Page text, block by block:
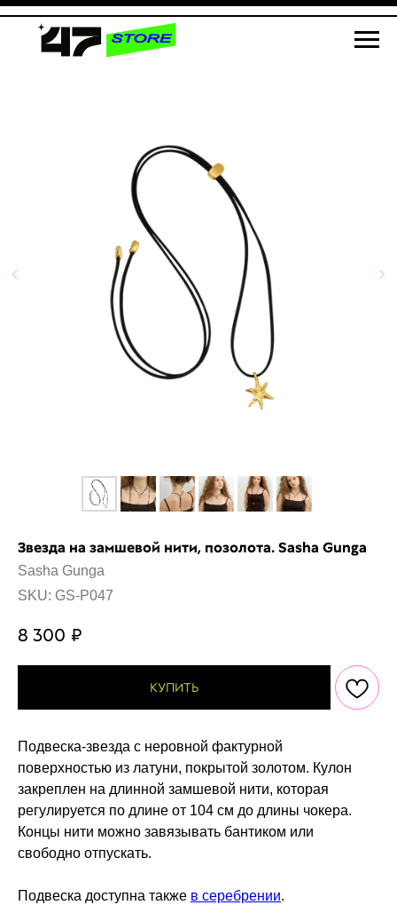
Звезда на замшевой нити, позолота. Sasha Gunga
Sasha Gunga
SKU: GS-P047
8 300 ₽
КУПИТЬ
Подвеска-звезда с неровной фактурной
поверхностью из латуни, покрытой золотом. Кулон
закреплен на длинной замшевой нити, которая
регулируется по длине от 104 см до длины чокера.
Концы нити можно завязывать бантиком или
свободно отпускать.
Подвеска доступна также в серебрении.